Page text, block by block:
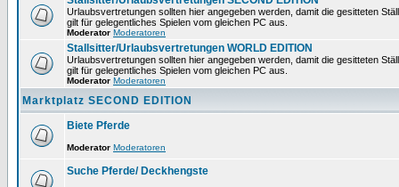
Urlaubsvertretungen sollten hier angegeben werden, damit die gesitteten
gilt für gelegentliches Spielen vom gleichen PC aus.
Moderator Moderatoren
Stallsitter/Urlaubsvertretungen WORLD EDITION
Urlaubsvertretungen sollten hier angegeben werden, damit die gesitteten
gilt für gelegentliches Spielen vom gleichen PC aus.
Moderator Moderatoren
Marktplatz SECOND EDITION
Biete Pferde
Moderator Moderatoren
Suche Pferde/ Deckhengste